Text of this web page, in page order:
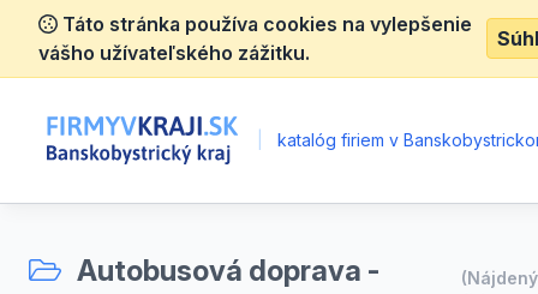
Táto stránka používa cookies na vylepšenie
vášho užívateľského zážitku.
katalóg firiem v
Autobusová doprava -